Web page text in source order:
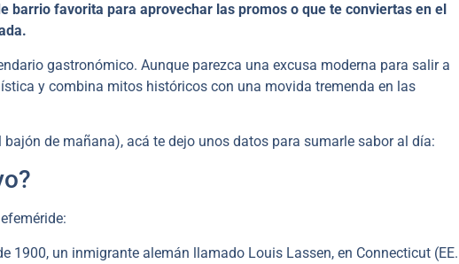
barrio favorita para aprovechar las promos o que te conviertas en el
gastronómico. Aunque parezca una excusa moderna para salir a
y combina mitos históricos con una movida tremenda en las
de mañana), acá te dejo unos datos para sumarle sabor al día:
1900, un inmigrante alemán llamado Louis Lassen, en Connecticut (EE.